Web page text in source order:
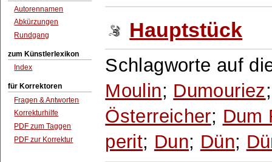
Autorennamen
Abkürzungen
Rundgang
zum Künstlerlexikon
Index
für Korrektoren
Fragen & Antworten
Korrekturhilfe
PDF zum Taggen
PDF zur Korrektur
Hauptstück
Schlagworte auf
Moulin; Dumouriez
Österreicher; Dum
perit; Dun; Dün;